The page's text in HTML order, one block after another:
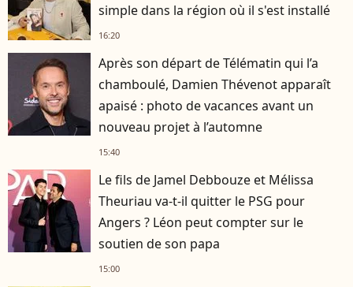
simple dans la région où il s'est installé
16:20
Après son départ de Télématin qui l’a
chamboulé, Damien Thévenot apparaît
apaisé : photo de vacances avant un
nouveau projet à l’automne
15:40
Le fils de Jamel Debbouze et Mélissa
Theuriau va-t-il quitter le PSG pour
Angers ? Léon peut compter sur le
soutien de son papa
15:00